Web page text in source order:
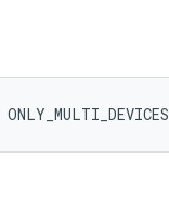
ONLY_MULTI_DEVICES